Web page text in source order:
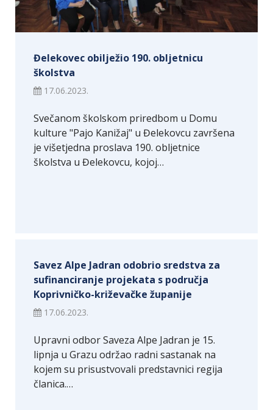
Đelekovec obilježio 190. obljetnicu
školstva
17.06.2023.
Svečanom školskom priredbom u Domu
kulture "Pajo Kanižaj" u Đelekovcu završena
je višetjedna proslava 190. obljetnice
školstva u Đelekovcu, kojoj…
Savez Alpe Jadran odobrio sredstva za
sufinanciranje projekata s područja
Koprivničko-križevačke županije
17.06.2023.
Upravni odbor Saveza Alpe Jadran je 15.
lipnja u Grazu održao radni sastanak na
kojem su prisustvovali predstavnici regija
članica.…